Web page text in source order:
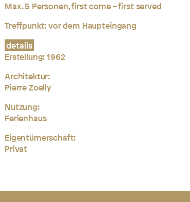
Max. 5 Personen, first come – first served
Treffpunkt:vor dem Haupteingang
details
Erstellung: 1962
Architektur:
Pierre Zoelly
Nutzung:
Ferienhaus
Eigentümerschaft:
Privat